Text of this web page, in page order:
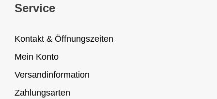
Service
Kontakt & Öffnungszeiten
Mein Konto
Versandinformation
Zahlungsarten